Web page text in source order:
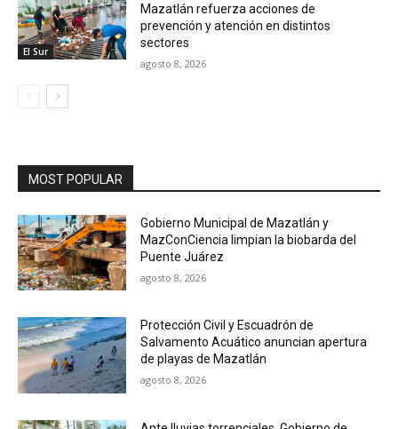
El Sur
Mazatlán refuerza acciones de
prevención y atención en distintos
sectores
agosto 8, 2026
MOST POPULAR
Gobierno Municipal de Mazatlán y
MazConCiencia limpian la biobarda del
Puente Juárez
agosto 8, 2026
Protección Civil y Escuadrón de
Salvamento Acuático anuncian apertura
de playas de Mazatlán
agosto 8, 2026